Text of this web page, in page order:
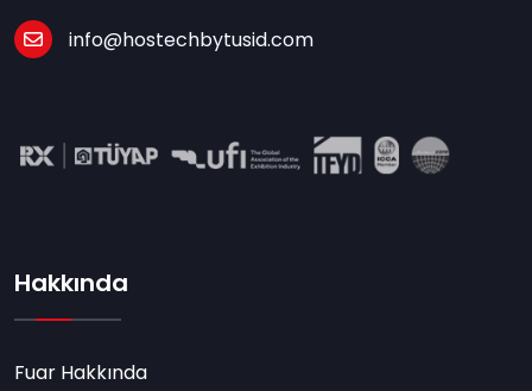
info@hostechbytusid.com
Hakkında
Fuar Hakkında